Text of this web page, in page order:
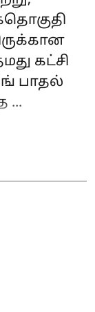
கட்சி
பாதல்
...